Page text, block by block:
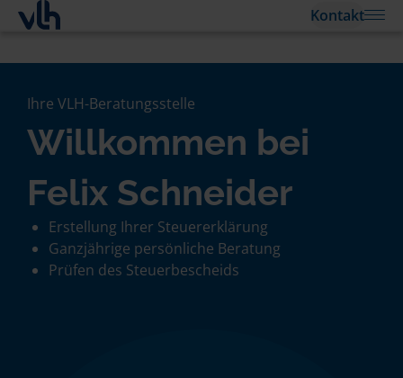
Kontakt
Ihre VLH-Beratungsstelle
Willkommen bei
Felix Schneider
Erstellung Ihrer Steuererklärung
Ganzjährige persönliche Beratung
Prüfen des Steuerbescheids